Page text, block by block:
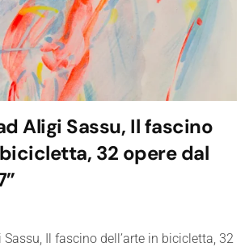
Aligi Sassu, Il fascino
32 opere dal
Il fascino dell’arte in bicicletta, 32